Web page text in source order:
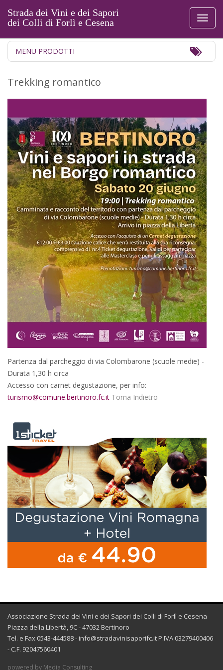
Strada dei Vini e dei Sapori
dei Colli di Forlì e Cesena
MENU PRODOTTI
Trekking romantico
Partenza dal parcheggio di via Colombarone (scuole medie) -
Durata 1,30 h circa
Accesso con carnet degustazione, per info:
turismo@comune.bertinoro.fc.it Torna Indietro
Associazione Strada dei Vini e dei Sapori dei Colli di Forlì e Cesena
Piazza della Libertà, 9C - 47032 Bertinoro
Tel. e Fax 0543-444588 - info@stradavinisaporifc.it P.IVA 03279400406
- C.F. 92047560401
powered by Media Consulting